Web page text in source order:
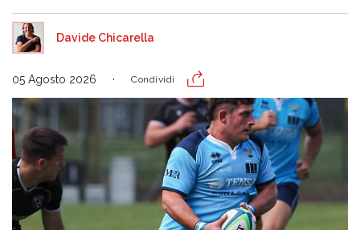
Davide Chicarella
05 Agosto 2026 Condividi